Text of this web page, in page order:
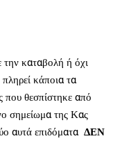
την καταβολή ή όχι
κάποια τα
που θεσπίστηκε από
σημείωμα της Κας
αυτά επιδόματαΔΕΝ